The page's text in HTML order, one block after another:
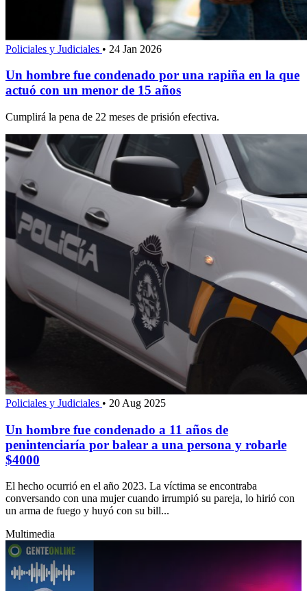
Policiales y Judiciales • 24 Jan 2026
Un hombre fue condenado por una rapiña en la que
actuó con un menor de 15 años
Cumplirá la pena de 22 meses de prisión efectiva.
Policiales y Judiciales • 20 Aug 2025
Un hombre fue condenado a 11 años de
penintenciaría por balear a una persona y robarle
$4000
El hecho ocurrió en el año 2023. La víctima se encontraba
conversando con una mujer cuando irrumpió su pareja, lo hirió con
un arma de fuego y huyó con su bill...
Multimedia